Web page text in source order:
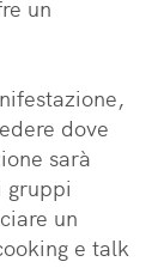
un
dove
sarà
gruppi
un
e talk